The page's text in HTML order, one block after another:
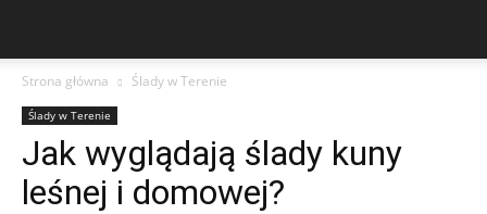
Strona główna Ślady w Ter­enie
Ślady w Ter­enie
Jak wyglądają ślady kuny
leśnej i domowej?